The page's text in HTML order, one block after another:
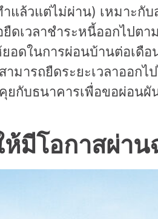
ล้วแต่ไม่ผ่าน) เหมาะกั
ดเวลาชำระหนี้ออกไป
ดในการผ่อนบ้านต่อเดื
มารถยืดระยะเวลาออก
กับธนาคารเพื่อขอผ่อน
มีโอกาสผ่า